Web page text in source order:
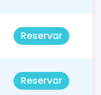
Reservar
Reservar